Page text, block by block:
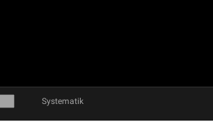
Systematik